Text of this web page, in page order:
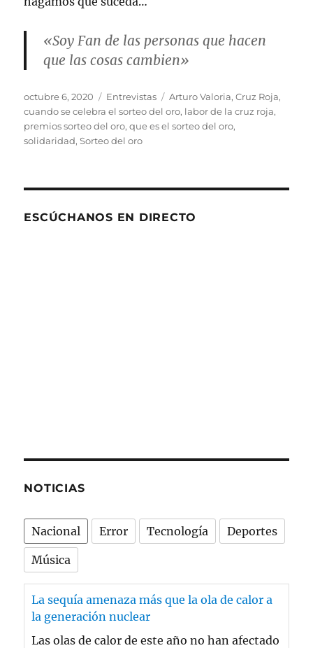
«Soy Fan de las personas que hacen
que las cosas cambien»
Publicado
el
octubre 6, 2020 Categorías
Entrevistas Etiquetas
Arturo Valoria,Cruz Roja,
cuando se celebra el sorteo del oro, labor de la cruz roja,
premios sorteo del oro,que es el sorteo del oro,
solidaridad,Sorteo del oro
ESCÚCHANOS EN DIRECTO
NOTICIAS
Nacional Error Tecnología Deportes
Música
La sequía amenaza más que la ola de calor a
la generación nuclear
Las olas de calor de este año no han afectado